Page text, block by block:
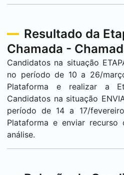
Resultado da
Chamada -
Candidatos na situação
no período de 10 a 26/
Plataforma e realizar a
Candidatos na situação
período de 14 a 17/
Plataforma e enviar
análise.